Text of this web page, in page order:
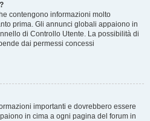
contengono informazioni molto
prima. Gli annunci globali appaiono in
di Controllo Utente. La possibilità di
dai permessi concessi
importanti e dovrebbero essere
in cima a ogni pagina del forum in